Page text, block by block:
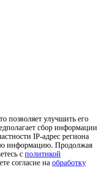
позволяет улучшить его
сбор информации
IP-адрес региона
информацию. Продолжая
с политикой
согласие на обработку